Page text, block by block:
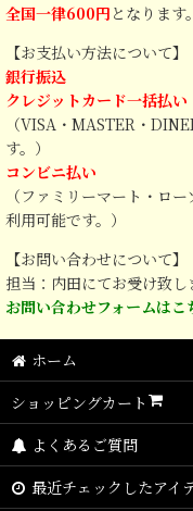
全国一律600円 となります。
【お支払い方法について】
銀行振込
クレジットカード一括払い
（VISA・MASTER・
す。）
コンビニ払い
（ファミリーマート・ロ
利用可能です。）
【お問い合わせについて】
担当：内田にてお受け致し
お問い合わせフォームはこ
ホーム
ショッピングカート
よくあるご質問
最近チェックしたアイ